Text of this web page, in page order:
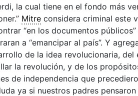
la cual tiene en el fondo más
Mitre considera criminal este
“en los documentos
a “emancipar al país”. Y
de la idea revolucionaria,
la revolución, y de los
de independencia que
ya si nuestros padres